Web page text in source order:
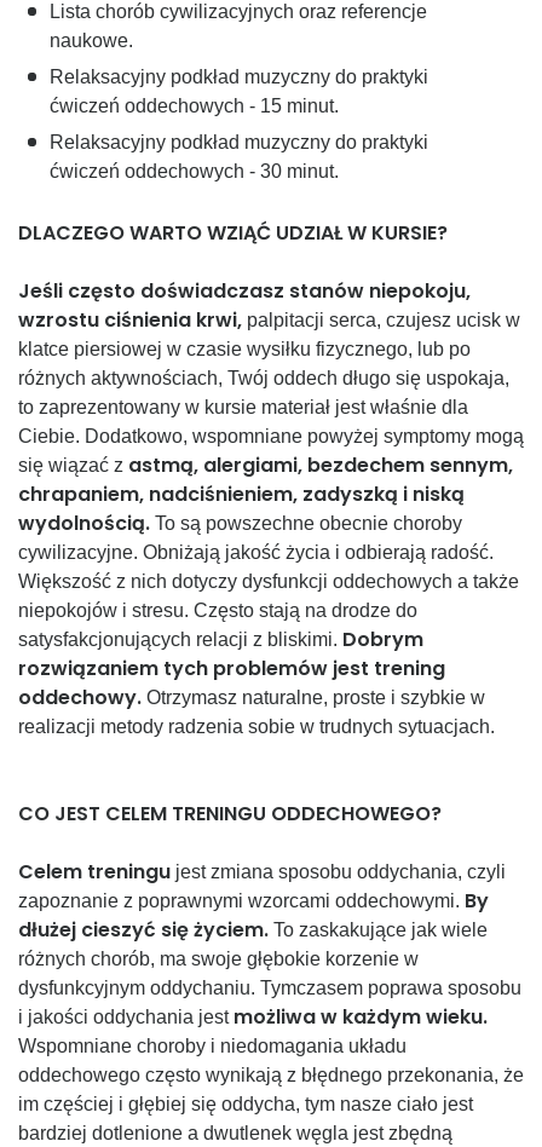
Lista chorób cywilizacyjnych oraz referencje
naukowe.
Relaksacyjny podkład muzyczny do praktyki
ćwiczeń oddechowych - 15 minut.
Relaksacyjny podkład muzyczny do praktyki
ćwiczeń oddechowych - 30 minut.
DLACZEGO WARTO WZIĄĆ UDZIAŁ W KURSIE?
Jeśli często doświadczasz stanów niepokoju,
wzrostu ciśnienia krwi, palpitacji serca, czujesz ucisk w
klatce piersiowej w czasie wysiłku fizycznego, lub po
różnych aktywnościach, Twój oddech długo się uspokaja,
to zaprezentowany w kursie materiał jest właśnie dla
Ciebie. Dodatkowo, wspomniane powyżej symptomy mogą
się wiązać z astmą, alergiami, bezdechem sennym,
chrapaniem, nadciśnieniem, zadyszką i niską
wydolnością. To są powszechne obecnie choroby
cywilizacyjne. Obniżają jakość życia i odbierają radość.
Większość z nich dotyczy dysfunkcji oddechowych a także
niepokojów i stresu. Często stają na drodze do
satysfakcjonujących relacji z bliskimi. Dobrym
rozwiązaniem tych problemów jest trening
oddechowy. Otrzymasz naturalne, proste i szybkie w
realizacji metody radzenia sobie w trudnych sytuacjach.
CO JEST CELEM TRENINGU ODDECHOWEGO?
Celem treningu jest zmiana sposobu oddychania, czyli
zapoznanie z poprawnymi wzorcami oddechowymi. By
dłużej cieszyć się życiem. To zaskakujące jak wiele
różnych chorób, ma swoje głębokie korzenie w
dysfunkcyjnym oddychaniu. Tymczasem poprawa sposobu
i jakości oddychania jest możliwa w każdym wieku.
Wspomniane choroby i niedomagania układu
oddechowego często wynikają z błędnego przekonania, że
im częściej i głębiej się oddycha, tym nasze ciało jest
bardziej dotlenione a dwutlenek węgla jest zbędną